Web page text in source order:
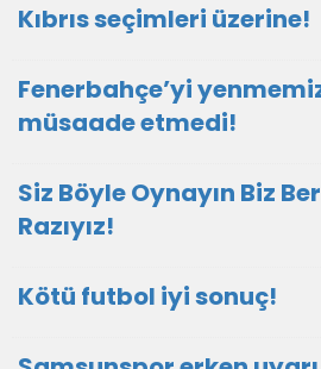
Kıbrıs seçimleri üzerine!
Fenerbahçe’yi
müsaade etmedi!
Siz Böyle Oynayın Biz
Razıyız!
Kötü futbol iyi sonuç!